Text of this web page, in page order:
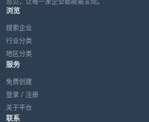
浏览
搜索企业
行业分类
地区分类
服务
免费创建
登录 / 注册
关于平台
联系